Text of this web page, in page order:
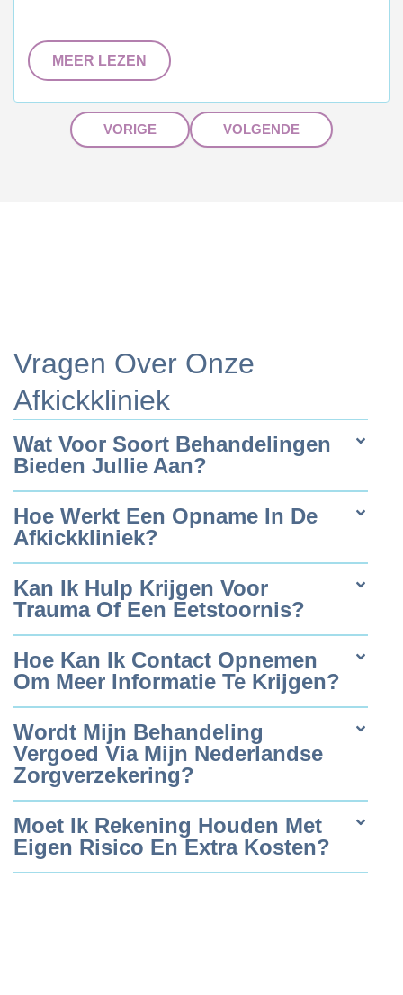
MEER LEZEN
VORIGE VOLGENDE
Vragen Over Onze
Afkickkliniek
Wat Voor Soort Behandelingen
Bieden Jullie Aan?
Hoe Werkt Een Opname In De
Afkickkliniek?
Kan Ik Hulp Krijgen Voor
Trauma Of Een Eetstoornis?
Hoe Kan Ik Contact Opnemen
Om Meer Informatie Te Krijgen?
Wordt Mijn Behandeling
Vergoed Via Mijn Nederlandse
Zorgverzekering?
Moet Ik Rekening Houden Met
Eigen Risico En Extra Kosten?